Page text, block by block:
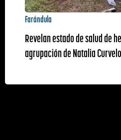
Farándula
Revelan estado de salud de
agrupación de Natalia Curvelo